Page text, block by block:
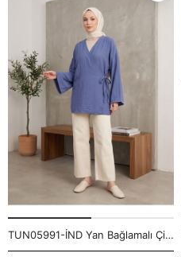
TUN05991-İND Yan Bağlamalı Çilek Tunik-İndigo